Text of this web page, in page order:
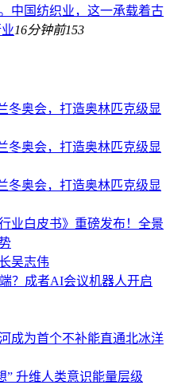
中国纺织业，这一承载着古
16分钟前153
冬奥会，打造奥林匹克级显
冬奥会，打造奥林匹克级显
冬奥会，打造奥林匹克级显
业白皮书》重磅发布！全景
吴志伟
？成者AI会议机器人开启
成为首个不补能直通北冰洋
” 升维人类意识能量层级